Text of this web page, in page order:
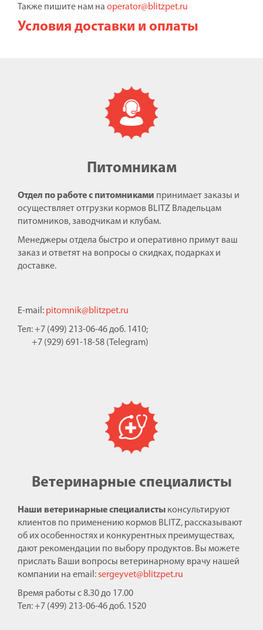
Также пишите нам на operator@blitzpet.ru
Условия доставки и оплаты
Питомникам
Отдел по работе с питомниками принимает заказы и
осуществляет отгрузки кормов BLITZ Владельцам
питомников, заводчикам и клубам.
Менеджеры отдела быстро и оперативно примут ваш
заказ и ответят на вопросы о скидках, подарках и
доставке.
E-mail: pitomnik@blitzpet.ru
Тел: +7 (499) 213-06-46 доб. 1410;
+7 (929) 691-18-58 (Telegram)
Ветеринарные специалисты
Наши ветеринарные специалисты консультируют
клиентов по применению кормов BLITZ, рассказывают
об их особенностях и конкурентных преимуществах,
дают рекомендации по выбору продуктов. Вы можете
прислать Ваши вопросы ветеринарному врачу нашей
компании на email:sergeyvet@blitzpet.ru
Время работы с 8.30 до 17.00
Тел: +7 (499) 213-06-46 доб. 1520